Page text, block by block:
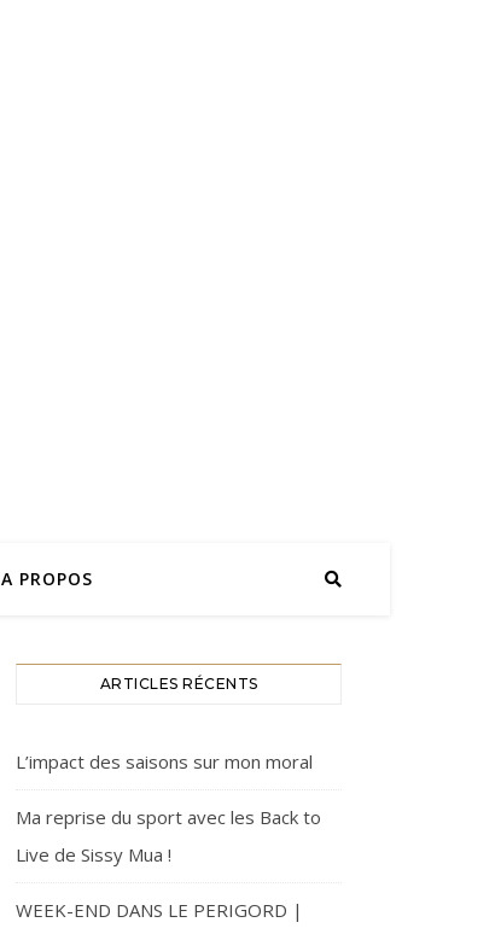
A PROPOS
ARTICLES RÉCENTS
L’impact des saisons sur mon moral
Ma reprise du sport avec les Back to
Live de Sissy Mua !
WEEK-END DANS LE PERIGORD |